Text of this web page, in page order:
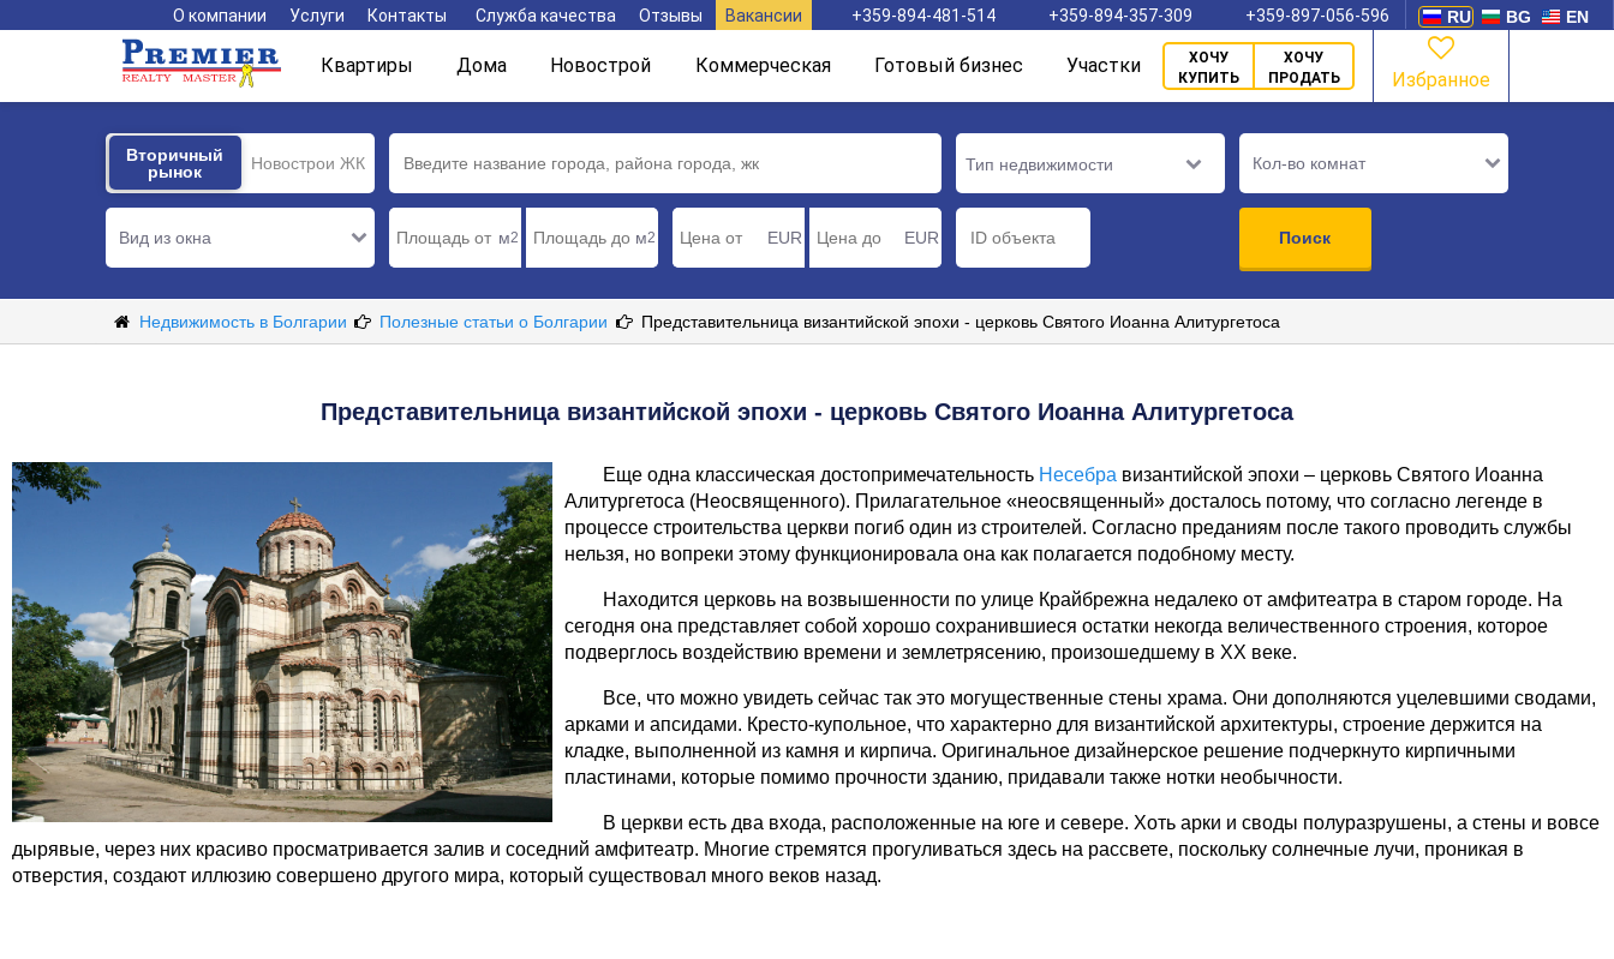
RU BG EN
О компании Услуги Контакты Служба качества Отзывы Вакансии +359-894-481-514 +359-894-357-309 +359-897-056-596
Квартиры Дома Новострой Коммерческая Готовый бизнес Участки
ХОЧУ
КУПИТЬ
ХОЧУ
ПРОДАТЬ
Избранное
Вторичный
рынок
Новострои ЖК
Вторичный
рынок
Вид из окна м2 м2 EUR EUR
Тип недвижимости Кол-во комнат
Поиск
Недвижимость в Болгарии Полезные статьи о Болгарии Представительница византийской эпохи - церковь Святого Иоанна Алитургетоса
Представительница византийской эпохи - церковь Святого Иоанна Алитургетоса
Еще одна классическая достопримечательность Несебра византийской эпохи – церковь Святого Иоанна
Алитургетоса (Неосвященного). Прилагательное «неосвященный» досталось потому, что согласно легенде в
процессе строительства церкви погиб один из строителей. Согласно преданиям после такого проводить службы
нельзя, но вопреки этому функционировала она как полагается подобному месту.
Находится церковь на возвышенности по улице Крайбрежна недалеко от амфитеатра в старом городе. На
сегодня она представляет собой хорошо сохранившиеся остатки некогда величественного строения, которое
подверглось воздействию времени и землетрясению, произошедшему в ХХ веке.
Все, что можно увидеть сейчас так это могущественные стены храма. Они дополняются уцелевшими сводами,
арками и апсидами. Кресто-купольное, что характерно для византийской архитектуры, строение держится на
кладке, выполненной из камня и кирпича. Оригинальное дизайнерское решение подчеркнуто кирпичными
пластинами, которые помимо прочности зданию, придавали также нотки необычности.
В церкви есть два входа, расположенные на юге и севере. Хоть арки и своды полуразрушены, а стены и вовсе
дырявые, через них красиво просматривается залив и соседний амфитеатр. Многие стремятся прогуливаться здесь на рассвете, поскольку солнечные лучи, проникая в
отверстия, создают иллюзию совершено другого мира, который существовал много веков назад.